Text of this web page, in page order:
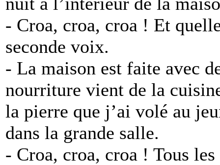
- Croa, croa, croa ! Et
seconde voix.
- La maison est faite avec
nourriture vient de la
la pierre que j’ai volé au
dans la grande salle.
- Croa, croa, croa ! Tous